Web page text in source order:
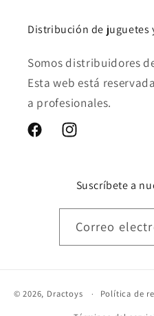
Distribución de
Somos distribuidores
Esta web está
a profesionales.
FacebookInstagram
Suscríbete a
Correo
© 2026, Dractoys Política de